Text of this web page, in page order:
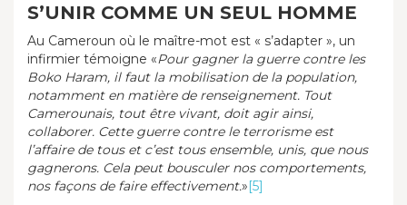
S’UNIR COMME UN SEUL HOMME
Au Cameroun où le maître-mot est « s’adapter », un
infirmier témoigne «Pour gagner la guerre contre les
Boko Haram, il faut la mobilisation de la population,
notamment en matière de renseignement. Tout
Camerounais, tout être vivant, doit agir ainsi,
collaborer. Cette guerre contre le terrorisme est
l’affaire de tous et c’est tous ensemble, unis, que nous
gagnerons. Cela peut bousculer nos comportements,
nos façons de faire effectivement.»[5]